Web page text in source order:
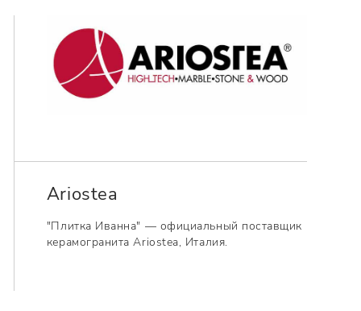
Ariostea
"Плитка Иванна" — официальный поставщик
керамогранита Ariostea, Италия.